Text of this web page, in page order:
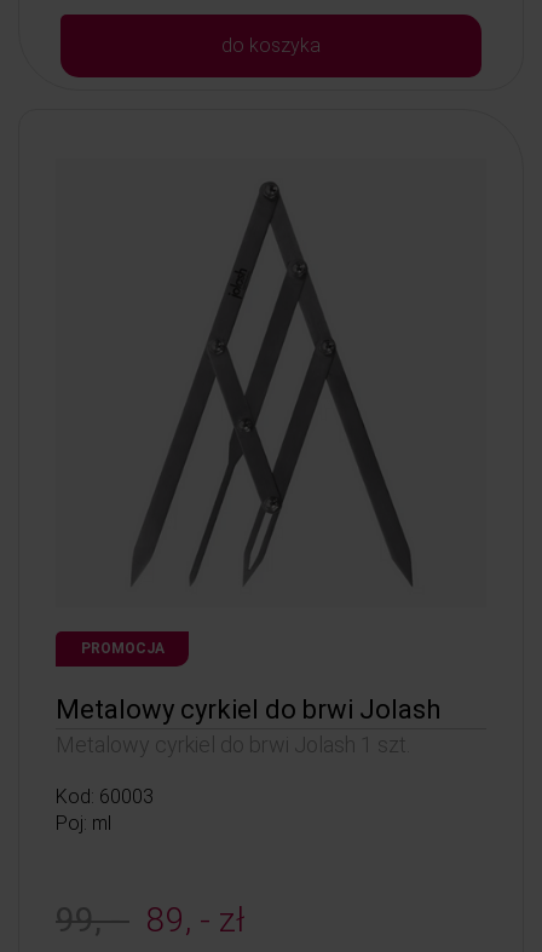
do koszyka
PROMOCJA
Metalowy cyrkiel do brwi Jolash
Metalowy cyrkiel do brwi Jolash 1 szt.
Kod: 60003
Poj: ml
99, - 89, - zł